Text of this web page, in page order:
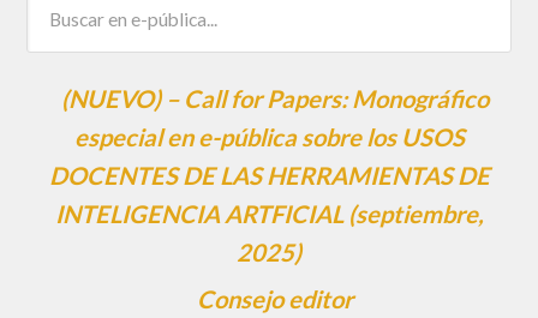
(NUEVO) – Call for Papers: Monográfico
especial en e-pública sobre los USOS
DOCENTES DE LAS HERRAMIENTAS DE
INTELIGENCIA ARTFICIAL (septiembre,
2025)
Consejo editor